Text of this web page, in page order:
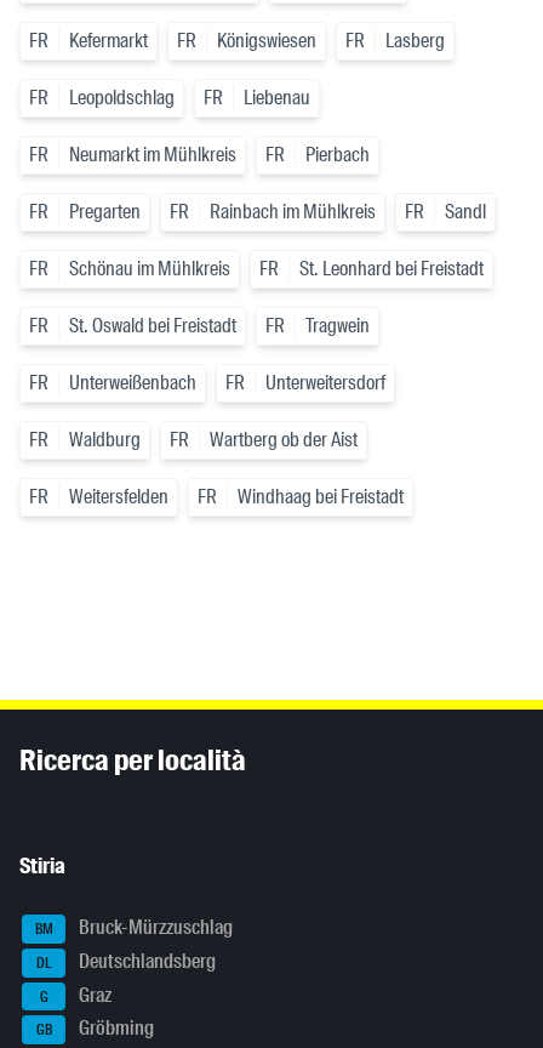
FR Kefermarkt FR Königswiesen FR Lasberg
FR Leopoldschlag FR Liebenau
FR Neumarkt im Mühlkreis FR Pierbach
FR Pregarten FR Rainbach im Mühlkreis FR Sandl
FR Schönau im Mühlkreis FR St. Leonhard bei Freistadt
FR St. Oswald bei Freistadt FR Tragwein
FR Unterweißenbach FR Unterweitersdorf
FR Waldburg FR Wartberg ob der Aist
FR Weitersfelden FR Windhaag bei Freistadt
Ricerca per località
Stiria
BM Bruck-Mürzzuschlag
DL Deutschlandsberg
G Graz
GB Gröbming